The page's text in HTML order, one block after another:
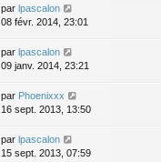
par lpascalon
08 févr. 2014, 23:01
par lpascalon
09 janv. 2014, 23:21
par Phoenixxx
16 sept. 2013, 13:50
par lpascalon
15 sept. 2013, 07:59